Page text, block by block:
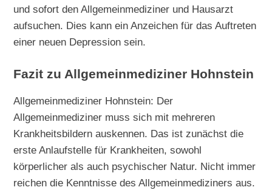
und sofort den Allgemeinmediziner und Hausarzt
aufsuchen. Dies kann ein Anzeichen für das Auftreten
einer neuen Depression sein.
Fazit zu Allgemeinmediziner Hohnstein
Allgemeinmediziner Hohnstein: Der
Allgemeinmediziner muss sich mit mehreren
Krankheitsbildern auskennen. Das ist zunächst die
erste Anlaufstelle für Krankheiten, sowohl
körperlicher als auch psychischer Natur. Nicht immer
reichen die Kenntnisse des Allgemeinmediziners aus.